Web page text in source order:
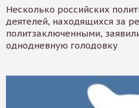
Несколько российских
деятелей, находящихся за
политзаключенными,
однодневную голодовку